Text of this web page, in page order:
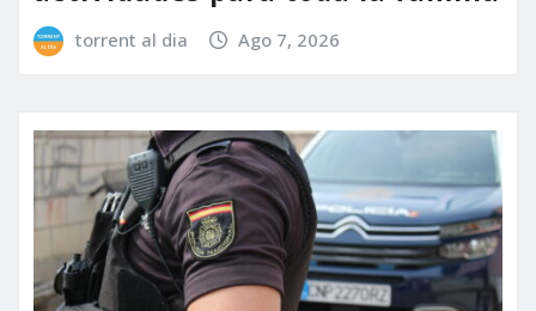
torrent al dia Ago 7, 2026